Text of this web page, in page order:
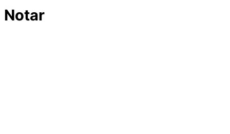
Notar